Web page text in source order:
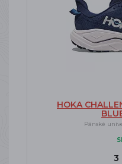
HOKA
Pánské
3